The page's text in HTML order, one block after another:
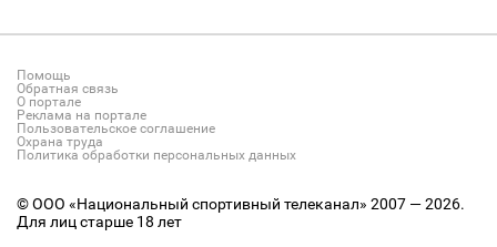
Помощь
Обратная связь
О портале
Реклама на портале
Пользовательское соглашение
Охрана труда
Политика обработки персональных данных
© ООО «Национальный спортивный телеканал» 2007 — 2026.
Для лиц старше 18 лет